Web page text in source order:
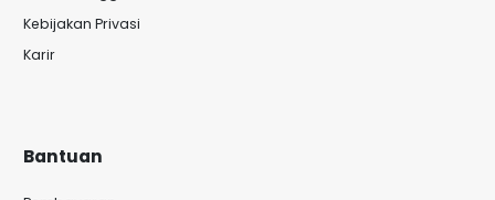
Kebijakan Privasi
Karir
Bantuan